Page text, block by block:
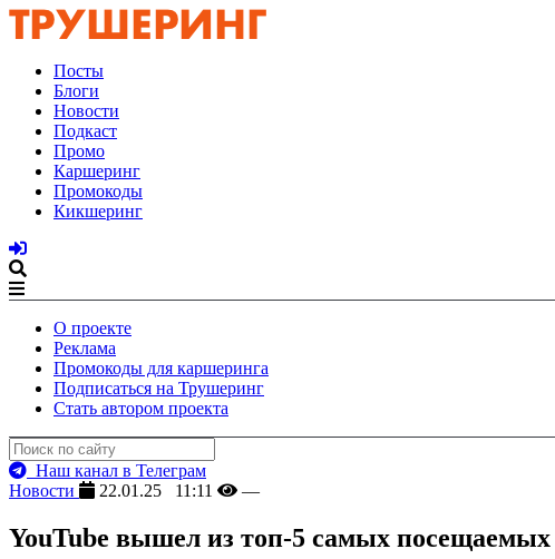
Посты
Блоги
Новости
Подкаст
Промо
Каршеринг
Промокоды
Кикшеринг
О проекте
Реклама
Промокоды для каршеринга
Подписаться на Трушеринг
Стать автором проекта
Наш канал в Телеграм
Новости
22.01.25 11:11 —
YouTube вышел из топ-5 самых посещаемых